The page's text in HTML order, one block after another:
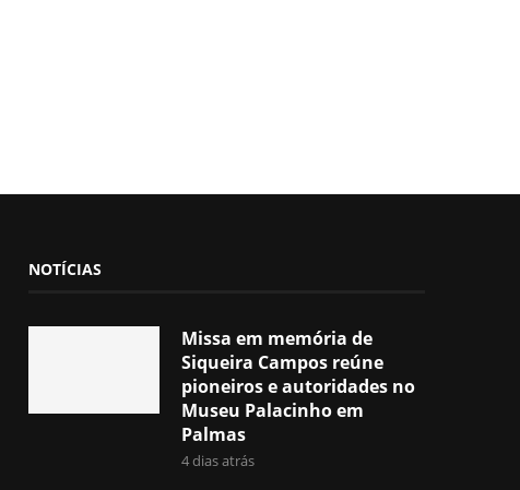
NOTÍCIAS
Missa em memória de
Siqueira Campos reúne
pioneiros e autoridades no
Museu Palacinho em
Palmas
4 dias atrás